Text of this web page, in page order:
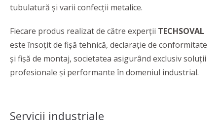
tubulatură și varii confecții metalice.
Fiecare produs realizat de către experții TECHSOVAL
este însoțit de fișă tehnică, declarație de conformitate
și fișă de montaj, societatea asigurând exclusiv soluții
profesionale și performante în domeniul industrial.
Servicii industriale